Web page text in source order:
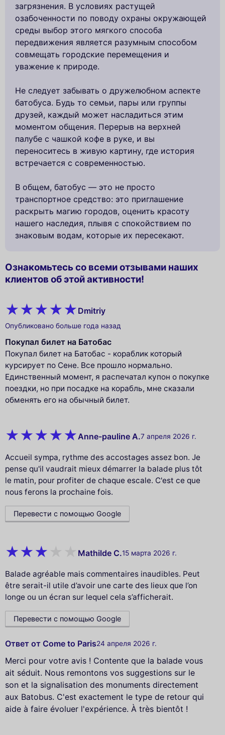
Ознакомьтесь со всеми отзывами наших
клиентов об этой активности!
Dmitriy
Опубликовано больше года назад
Покупал билет на Батобас
Покупал билет на Батобас - кораблик который
курсирует по Сене. Все прошло нормально.
Единственный момент, я распечатал купон о покупке
поездки, но при посадке на корабль, мне сказали
обменять его на обычный билет.
Anne-pauline A.7 апреля 2026 г.
Accueil sympa, rythme des accostages assez bon. Je
pense qu'il vaudrait mieux démarrer la balade plus tôt
le matin, pour profiter de chaque escale. C'est ce que
nous ferons la prochaine fois.
Перевести с помощью Google
Mathilde C.15 марта 2026 г.
Balade agréable mais commentaires inaudibles. Peut
être serait-il utile d’avoir une carte des lieux que l’on
longe ou un écran sur lequel cela s’afficherait.
Перевести с помощью Google
Ответ от Come to Paris24 апреля 2026 г.
Merci pour votre avis ! Contente que la balade vous
ait séduit. Nous remontons vos suggestions sur le
son et la signalisation des monuments directement
aux Batobus. C'est exactement le type de retour qui
aide à faire évoluer l'expérience. À très bientôt !
загрязнения. В условиях растущей
озабоченности по поводу охраны окружающей
среды выбор этого мягкого способа
передвижения является разумным способом
совмещать городские перемещения и
уважение к природе.
Не следует забывать о дружелюбном аспекте
батобуса. Будь то семьи, пары или группы
друзей, каждый может насладиться этим
моментом общения. Перерыв на верхней
палубе с чашкой кофе в руке, и вы
переноситесь в живую картину, где история
встречается с современностью.
В общем, батобус — это не просто
транспортное средство: это приглашение
раскрыть магию городов, оценить красоту
нашего наследия, плывя с спокойствием по
знаковым водам, которые их пересекают.